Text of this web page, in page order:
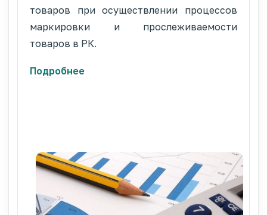
товаров при осуществлении процессов
маркировки и прослеживаемости
товаров в РК.
Подробнее